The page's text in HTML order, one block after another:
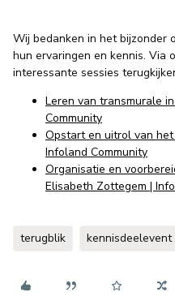
Wij bedanken in het bijzonder
hun ervaringen en kennis. Via
interessante sessies
Leren van transmurale
Community
Opstart en uitrol van
Infoland Community
Organisatie en
Elisabeth Zottegem |
terugblik kennisdeelevent